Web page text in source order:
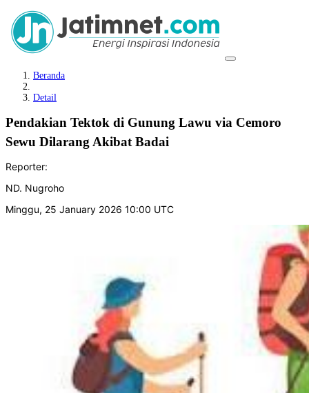
Beranda
Detail
Pendakian Tektok di Gunung Lawu via Cemoro
Sewu Dilarang Akibat Badai
Reporter:
ND. Nugroho
Minggu, 25 January 2026 10:00 UTC